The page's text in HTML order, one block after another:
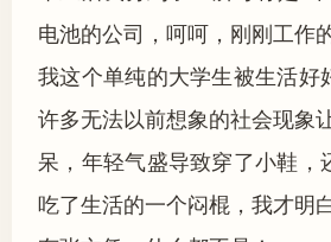
电池的公司，呵呵，刚刚工作
我这个单纯的大学生被生活好
许多无法以前想象的社会现象
呆，年轻气盛导致穿了小鞋，
吃了生活的一个闷棍，我才明